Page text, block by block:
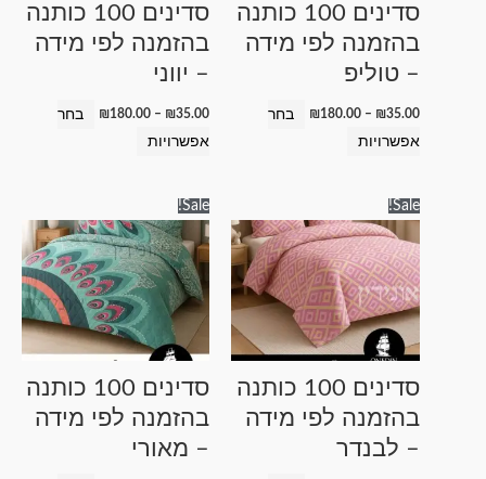
סדינים 100 כותנה
בהזמנה לפי מידה
– טוליפ
₪35.00
–
₪ 180.00
בחר
אפשרויות
את
האפשרויות
בעמוד
סדינים 100 כותנה
בהזמנה לפי מידה
– יווני
₪35.00
–
₪ 180.00
בחר
אפשרויות
את
האפשרויות
Sale!
סדינים 100 כותנה
בהזמנה לפי מידה
– לבנדר
מחירים:
⁦₪35.00⁩
עד
⁦₪180.00⁩
זה
יש
מספר
סוגים.
ניתן
את
האפשרויות
בעמוד
Sale!
סדינים 100 כותנה
בהזמנה לפי מידה
– מאורי
מחירים:
⁦₪35.00⁩
עד
⁦₪180.00⁩
זה
יש
מספר
סוגים.
ניתן
את
האפשרויות
בעמוד